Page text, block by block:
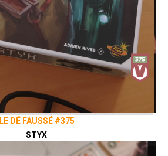
LE DÉ FAUSSÉ #375
STYX